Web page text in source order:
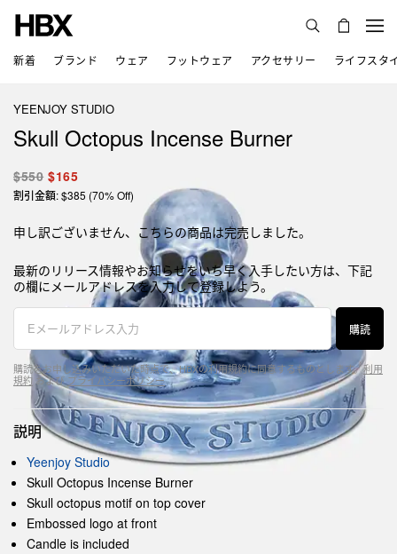
新着 ブランド ウェア フットウェア アクセサリー ライフスタ
YEENJOY STUDIO
Skull Octopus Incense Burner
$550 $165
割引金額: $385 (70% Off)
申し訳ございません、こちらの商品は完売しました。
最新のリリース情報やお知らせをいち早く入手したい方は、下記
の欄にメールアドレスを入力して登録しよう。
購読
購読をお申し込みいただいた時点で、HBXの利用規約に同意するものとします。利用
規約 およびプライバシーポリシー
説明
Yeenjoy Studio
Skull Octopus Incense Burner
Skull octopus motif on top cover
Embossed logo at front
Candle is included